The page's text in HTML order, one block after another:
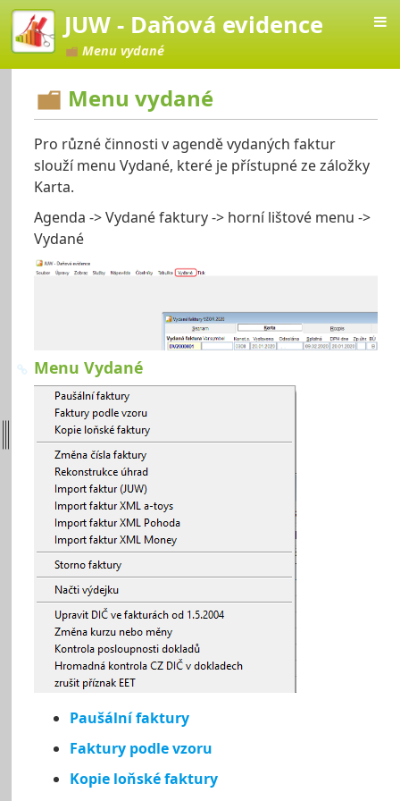
JUW - Daňová evidence
Menu vydané
evidence
Menu vydané
Pro různé činnosti v agendě vydaných faktur
slouží menu Vydané, které je přístupné ze záložky
Karta.
Agenda -> Vydané faktury -> horní lištové menu ->
Vydané
Menu Vydané
Paušální faktury
Faktury podle vzoru
Kopie loňské faktury